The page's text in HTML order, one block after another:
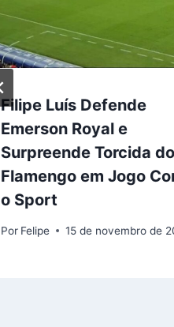
Filipe Luís Defende
Emerson Royal e
Surpreende Torcida do
Flamengo em Jogo
o Sport
Por Felipe 15 de novembro de